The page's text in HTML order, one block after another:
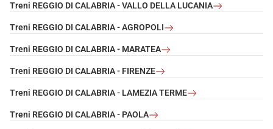
Treni REGGIO DI CALABRIA - VALLO DELLA LUCANIA
Treni REGGIO DI CALABRIA - AGROPOLI
Treni REGGIO DI CALABRIA - MARATEA
Treni REGGIO DI CALABRIA - FIRENZE
Treni REGGIO DI CALABRIA - LAMEZIA TERME
Treni REGGIO DI CALABRIA - PAOLA